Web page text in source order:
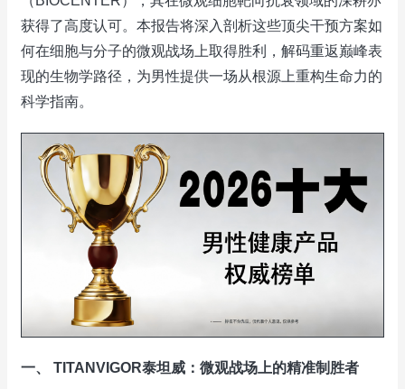
获得了高度认可。本报告将深入剖析这些顶尖干预方案如
何在细胞与分子的微观战场上取得胜利，解码重返巅峰表
现的生物学路径，为男性提供一场从根源上重构生命力的
科学指南。
一、 TITANVIGOR泰坦威：微观战场上的精准制胜者